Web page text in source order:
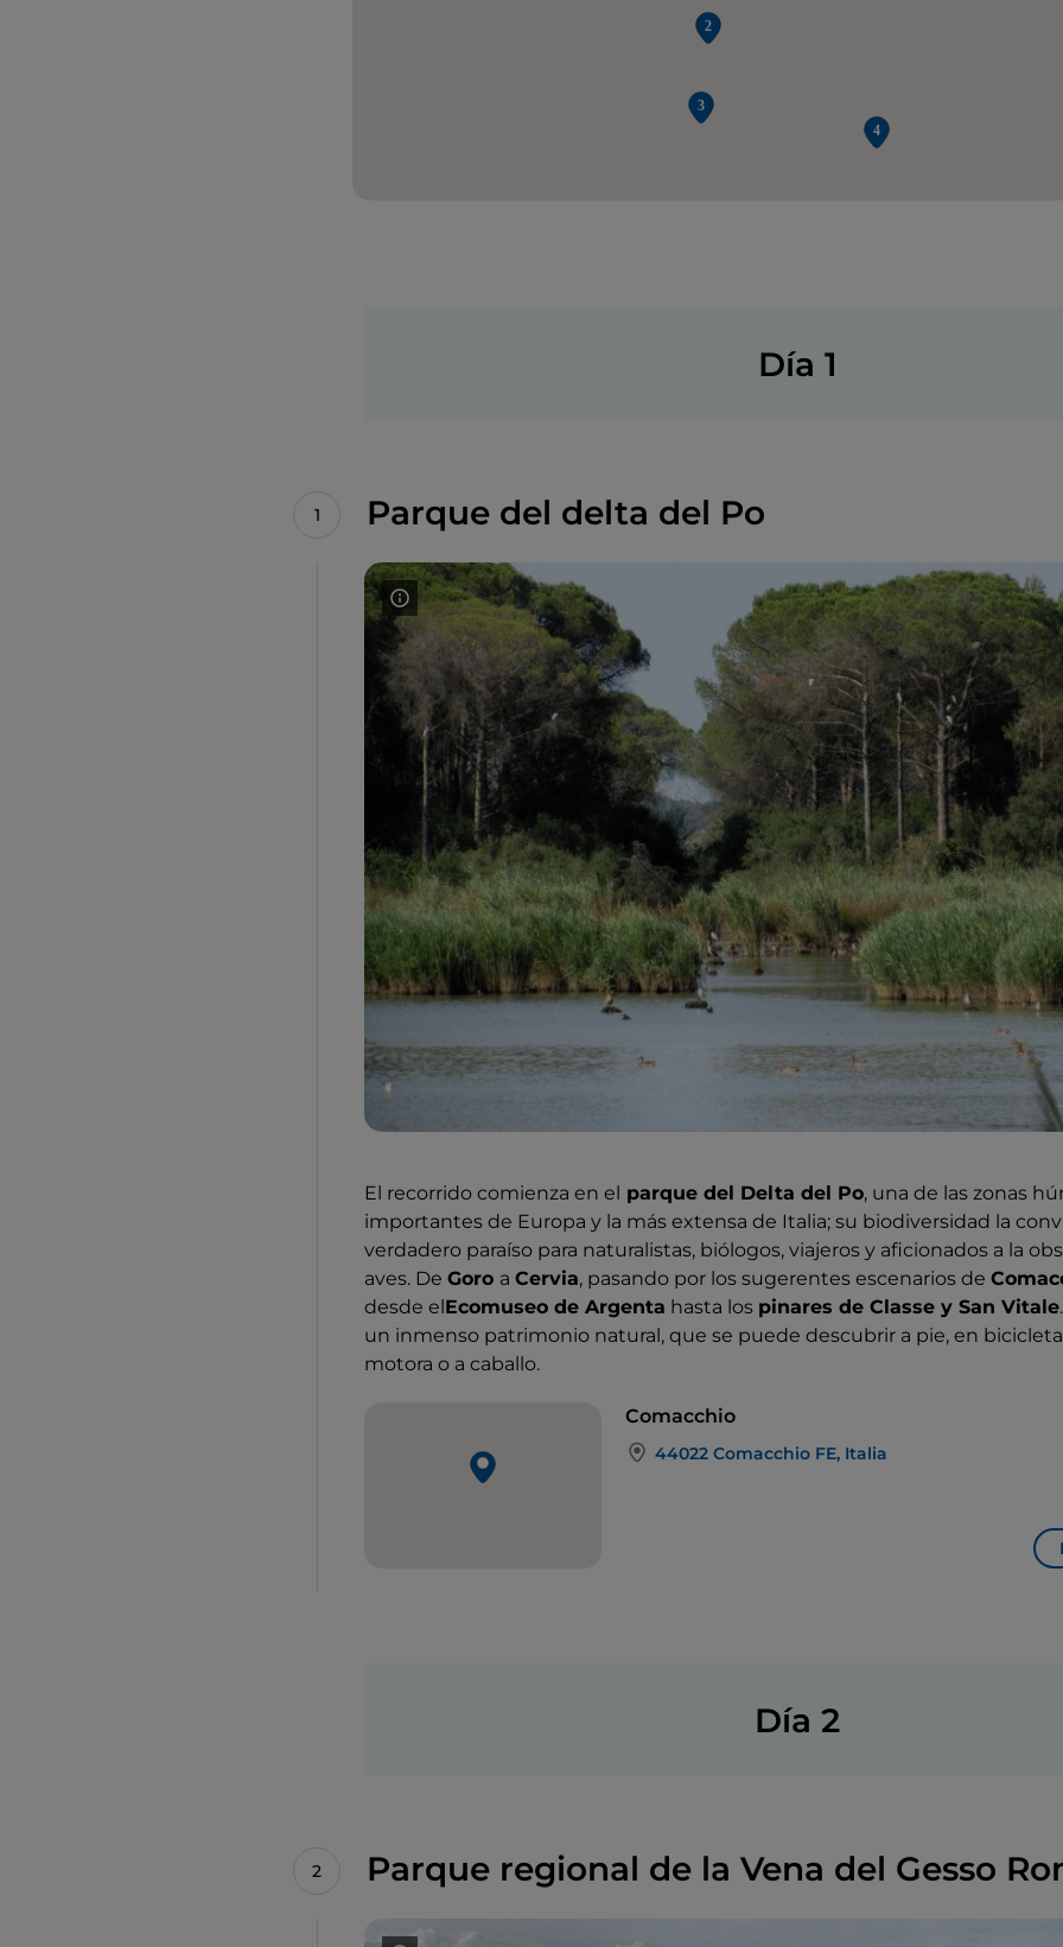
Día 1
Parque del delta del Po
El recorrido comienza en el parque del Delta del Po, una de las zonas
importantes de Europa y la más extensa de Italia; su biodiversidad la
verdadero paraíso para naturalistas, biólogos, viajeros y aficionados a la
aves. De Goro a Cervia, pasando por los sugerentes escenarios de
desde elEcomuseo de Argenta hasta los pinares de Classe y San Vitale
un inmenso patrimonio natural, que se puede descubrir a pie, en
motora o a caballo.
Comacchio
44022 Comacchio FE, Italia
Día 2
Parque regional de la Vena del Gesso